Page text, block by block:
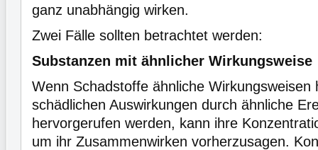
ganz unabhängig wirken.
Zwei Fälle sollten betrachtet werden:
Substanzen mit ähnlicher Wirkungsweise
Wenn Schadstoffe ähnliche Wirkungsweisen
schädlichen Auswirkungen durch ähnliche
hervorgerufen werden, kann ihre
um ihr Zusammenwirken vorherzusagen.